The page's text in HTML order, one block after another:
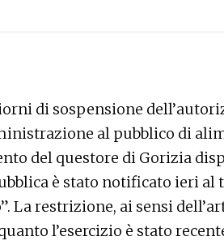
di sospensione
al pubblico di
del questore di Gorizia
è stato notificato ieri al
La restrizione, ai sensi
l’esercizio è stato